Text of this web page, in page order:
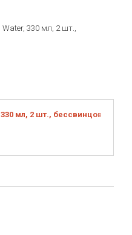
мл, 2 шт., бессвинцовый